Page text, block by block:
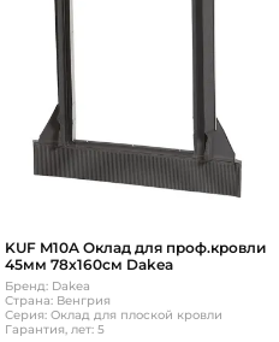
KUF M10A Оклад для проф.кровли
45мм 78х160см Dakea
Бренд: Dakea
Страна: Венгрия
Серия: Оклад для плоской кровли
Гарантия, лет: 5